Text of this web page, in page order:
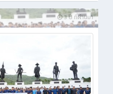
3 ปี ที่ผ่านมา